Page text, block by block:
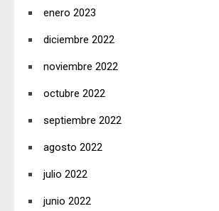
enero 2023
diciembre 2022
noviembre 2022
octubre 2022
septiembre 2022
agosto 2022
julio 2022
junio 2022